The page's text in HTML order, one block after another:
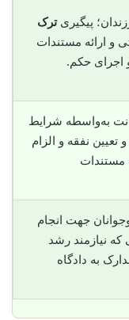
پیگیریترک
و ارائه مستندات
اجرای حکم.
به‌واسطه شرایط
تعیین نفقه و الزام
مستندات
جهت انجام
که نیازمند رشد
به دادگاه